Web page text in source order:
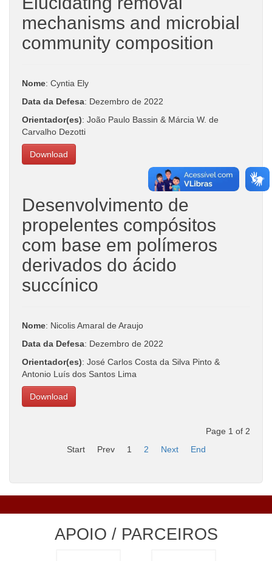
mechanisms and microbial
community composition
Nome: Cyntia Ely
Data da Defesa: Dezembro de 2022
Orientador(es): João Paulo Bassin & Márcia W. de
Carvalho Dezotti
Download
Desenvolvimento de
propelentes compósitos
com base em polímeros
derivados do ácido
succínico
Nome: Nicolis Amaral de Araujo
Data da Defesa: Dezembro de 2022
Orientador(es): José Carlos Costa da Silva Pinto &
Antonio Luís dos Santos Lima
Download
Page 1 of 2
Start
Prev 1 2 Next End
APOIO / PARCEIROS